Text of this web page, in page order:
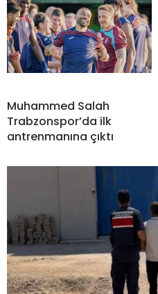
Muhammed Salah
Trabzonspor’da ilk
antrenmanına çıktı